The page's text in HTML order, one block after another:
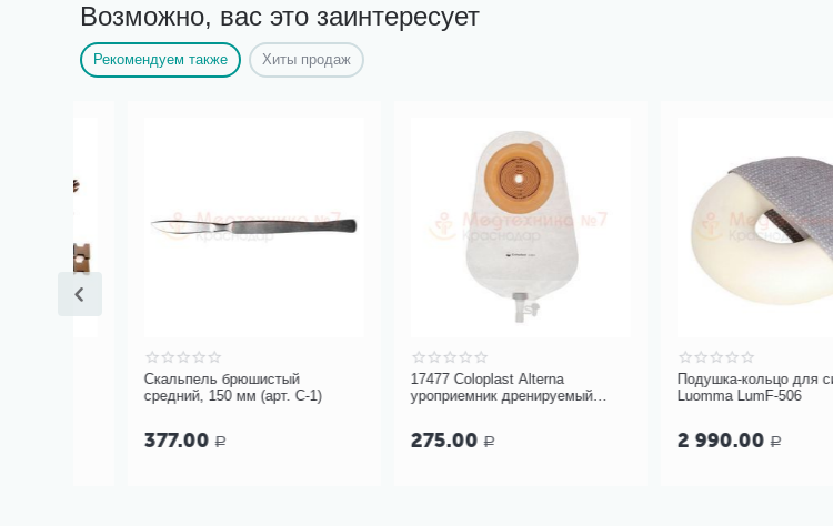
Возможно, вас это заинтересует
Рекомендуем также Хиты продаж
Скальпель брюшистый
средний, 150 мм (арт. С-1)
377.00 Р
17477 Coloplast Alterna
уроприемник дренируемый
275.00 Р
Подушка-кольцо для сидения
Luomma LumF-506
2 990.00 Р